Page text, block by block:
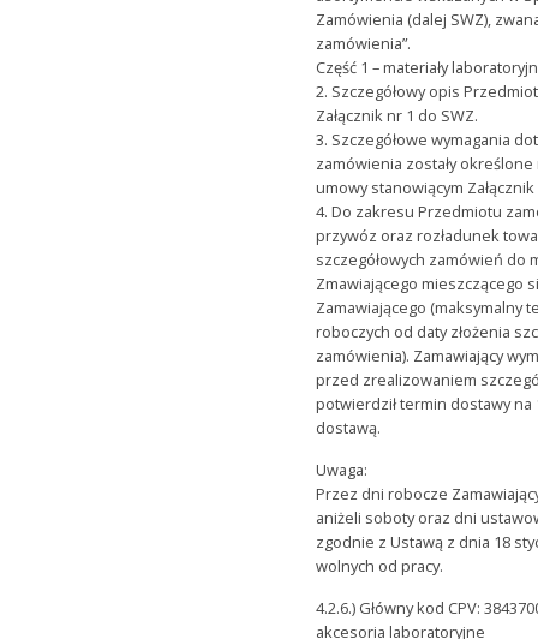
Zamówienia (dalej SWZ),
zamówienia”.
Część 1 – materiały
2. Szczegółowy opis
Załącznik nr 1 do SWZ.
3. Szczegółowe wymagania
zamówienia zostały
umowy stanowiącym
4. Do zakresu Przedmiotu
przywóz oraz rozładunek
szczegółowych zamówień do
Zmawiającego mieszczącego
Zamawiającego (maksymalny
roboczych od daty złożenia
zamówienia). Zamawiający
przed zrealizowaniem
potwierdził termin dostawy
dostawą.
Uwaga:
Przez dni robocze
aniżeli soboty oraz dni
zgodnie z Ustawą z dnia 18
wolnych od pracy.
4.2.6.) Główny kod CPV:
akcesoria laboratoryjne